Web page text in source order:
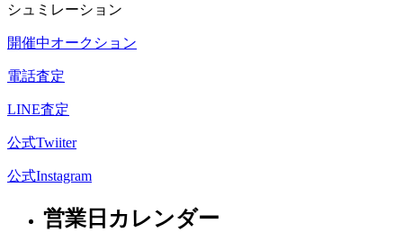
シュミレーション
開催中オークション
電話査定
LINE査定
公式Twiiter
公式Instagram
営業日カレンダー